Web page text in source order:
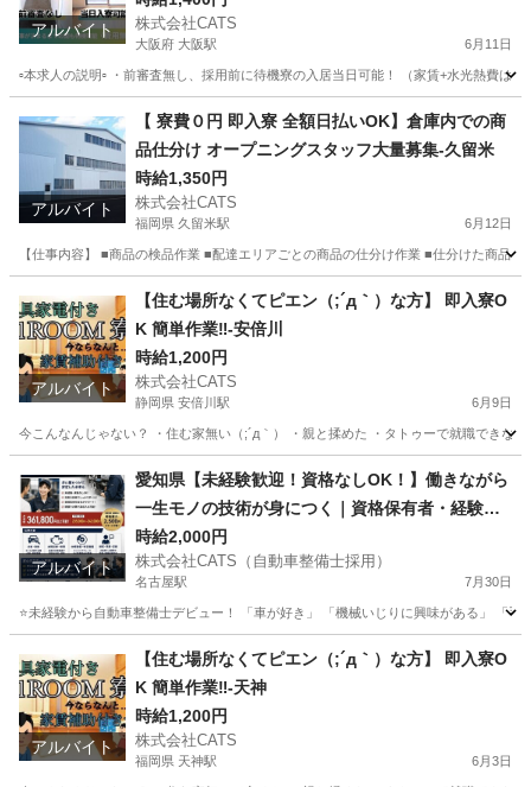
アルバイト 株式会社CATS
大阪府 大阪駅 6月11日
▫️本求人の説明▫️ ・前審査無し、採用前に待機寮の入居当日可能！ （家賃+水光熱費は
大阪駅 仕分け 梅田
アルバイト
【 寮費０円 即入寮 全額日払いOK】倉庫内での商
品仕分け オープニングスタッフ大量募集-久留米
時給1,350円
株式会社CATS
福岡県 久留米駅 6月12日
【仕事内容】 ■商品の検品作業 ■配達エリアごとの商品の仕分け作業 ■仕分けた商品
久留米駅 仕分け オープニング
アルバイト
【住む場所なくてピエン（;´д｀）な方】 即入寮O
K 簡単作業‼-安倍川
時給1,200円
株式会社CATS
静岡県 安倍川駅 6月9日
今こんなんじゃない？ ・住む家無い（;´д｀） ・親と揉めた ・タトゥーで就職できな
安倍川駅 仕分け 住み込み
アルバイト
愛知県【未経験歓迎！資格なしOK！】働きながら
一生モノの技術が身につく｜資格保有者・経験者
は優遇◎自動車整備士◎(派遣社員雇用)
時給2,000円
株式会社CATS（自動車整備士採用）
名古屋駅 7月30日
⭐未経験から自動車整備士デビュー！ 「車が好き」 「機械いじりに興味がある」 「
名古屋駅 その他 自動車整備士
アルバイト
【住む場所なくてピエン（;´д｀）な方】 即入寮O
K 簡単作業‼-天神
時給1,200円
株式会社CATS
福岡県 天神駅 6月3日